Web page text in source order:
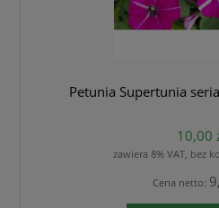
Petunia Supertunia
10,00
zawiera 8% VAT, bez
Cena netto: